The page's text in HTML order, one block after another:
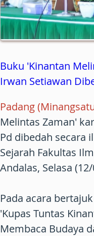
Buku 'Kinantan
Irwan Setiawan
Padang
Melintas Zaman'
Pd dibedah secara
Sejarah Fakultas
Andalas, Selasa
Pada acara
'Kupas Tuntas
Membaca Budaya